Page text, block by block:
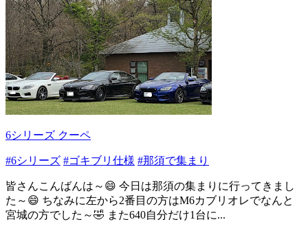
6シリーズ クーペ
#6シリーズ #ゴキブリ仕様 #那須で集まり
皆さんこんばんは～😄 今日は那須の集まりに行ってきまし
た～😄 ちなみに左から2番目の方はM6カブリオレでなんと
宮城の方でした～🤣 また640自分だけ1台に...